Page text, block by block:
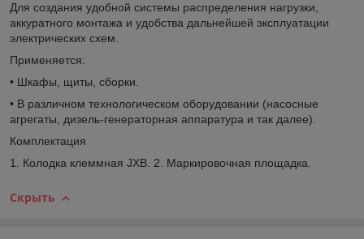
Для создания удобной системы распределения нагрузки,
аккуратного монтажа и удобства дальнейшей эксплуатации
электрических схем.
Применяется:
• Шкафы, щиты, сборки.
• В различном технологическом оборудовании (насосные
агрегаты, дизель-генераторная аппаратура и так далее).
Комплектация
1. Колодка клеммная JXB. 2. Маркировочная площадка.
Скрыть